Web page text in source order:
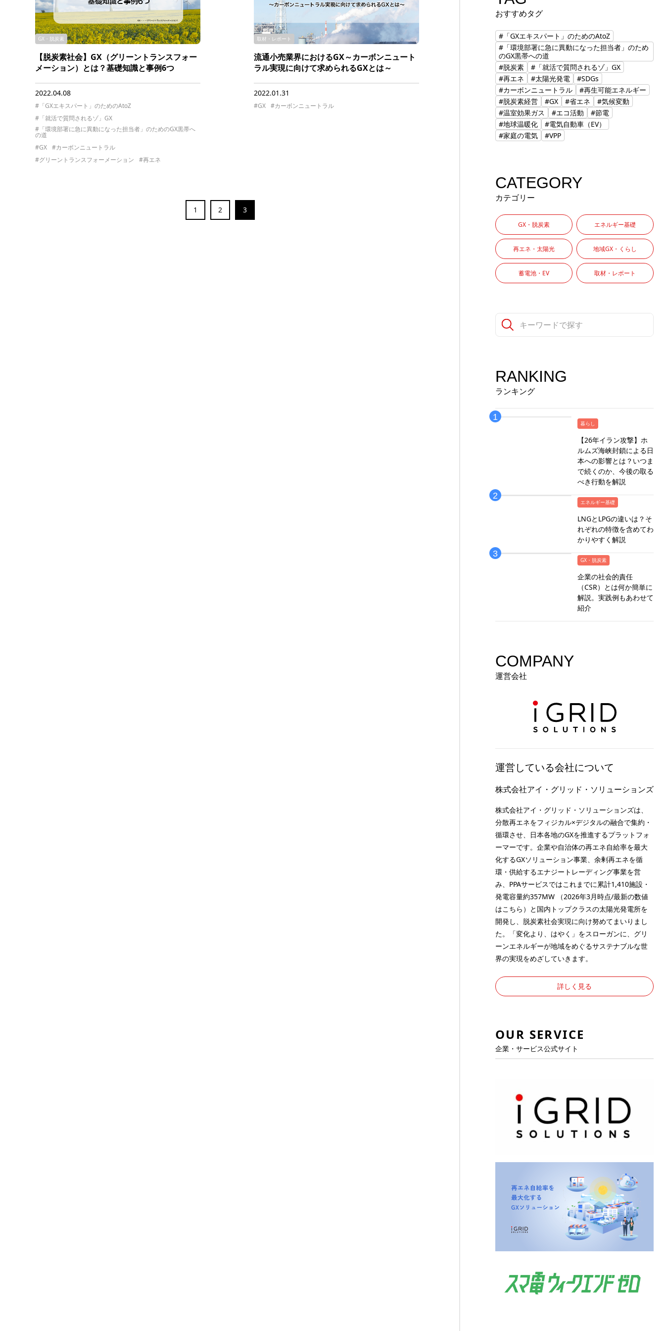
GX・脱炭素
【脱炭素社会】GX（グリーントランスフォー
メーション）とは？基礎知識と事例6つ
2022.04.08
#「GXエキスパート」のためのAtoZ
#「就活で質問されるゾ」GX
#「環境部署に急に異動になった担当者」のためのGX黒帯へ
の道
#GX
#カーボンニュートラル
#グリーントランスフォーメーション
#再エネ
取材・レポート
流通小売業界におけるGX～カーボンニュート
ラル実現に向けて求められるGXとは～
2022.01.31
#GX #カーボンニュートラル
1 2 3
おすすめタグ
#「GXエキスパート」のためのAtoZ
#「環境部署に急に異動になった担当者」のため
のGX黒帯への道
#脱炭素
#「就活で質問されるゾ」GX
#再エネ
#太陽光発電
#SDGs
#カーボンニュートラル
#再生可能エネルギー
#脱炭素経営
#GX #省エネ
#気候変動
#温室効果ガス
#エコ活動
#節電
#地球温暖化
#電気自動車（EV）
#家庭の電気
#VPP
CATEGORY
カテゴリー
GX・脱炭素 エネルギー基礎
再エネ・太陽光 地域GX・くらし
蓄電池・EV 取材・レポート
RANKING
ランキング
暮らし
【26年イラン攻撃】ホ
ルムズ海峡封鎖による日
本への影響とは？いつま
で続くのか、今後の取る
べき行動を解説
エネルギー基礎
LNGとLPGの違いは？そ
れぞれの特徴を含めてわ
かりやすく解説
GX・脱炭素
企業の社会的責任
（CSR）とは何か簡単に
解説。実践例もあわせて
紹介
COMPANY
運営会社
運営している会社について
株式会社アイ・グリッド・ソリューションズ
株式会社アイ・グリッド・ソリューションズは、
分散再エネをフィジカル×デジタルの融合で集約・
循環させ、日本各地のGXを推進するプラットフォ
ーマーです。企業や自治体の再エネ自給率を最大
化するGXソリューション事業、余剰再エネを循
環・供給するエナジートレーディング事業を営
み、PPAサービスではこれまでに累計1,410施設・
発電容量約357MW （2026年3月時点/最新の数値
はこちら ）と国内トップクラスの太陽光発電所を
開発し、脱炭素社会実現に向け努めてまいりまし
た。「変化より、はやく」をスローガンに、グリ
ーンエネルギーが地域をめぐるサステナブルな世
界の実現をめざしていきます。
詳しく見る
OUR SERVICE
企業・サービス公式サイト